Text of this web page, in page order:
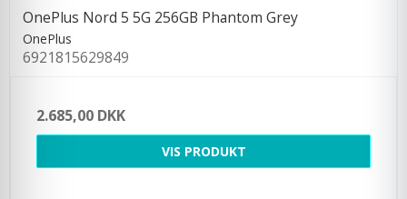
OnePlus Nord 5 5G 256GB Phantom Grey
OnePlus
6921815629849
2.685,00 DKK
VIS PRODUKT